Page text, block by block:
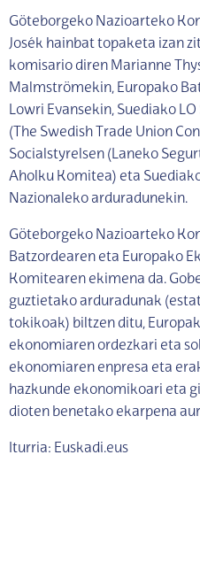
Göteborgeko Nazioarteko
Josék hainbat topaketa izan
komisario diren Marianne
Malmströmekin, Europako
Lowri Evansekin, Suediako
(The Swedish Trade Union
Socialstyrelsen (Laneko
Aholku Komitea) eta
Nazionaleko arduradunekin.
Göteborgeko Nazioarteko
Batzordearen eta Europako
Komitearen ekimena da.
guztietako arduradunak
tokikoak) biltzen ditu,
ekonomiaren ordezkari eta
ekonomiaren enpresa eta
hazkunde ekonomikoari eta
dioten benetako ekarpena
Iturria: Euskadi.eus